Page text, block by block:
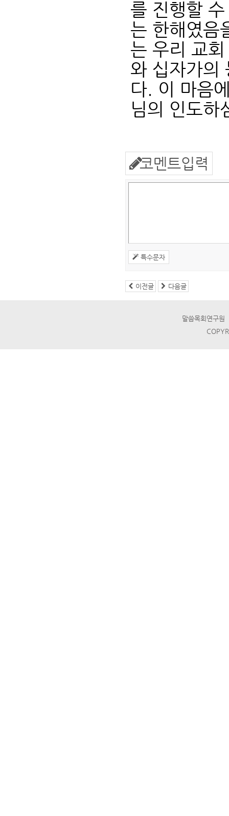
를 진행할
는 한해였음
는 우리 교
와 십자가의
다. 이 마음
님의 인도하
코멘트입력
특수문자
이전글 다음글
말씀목회연